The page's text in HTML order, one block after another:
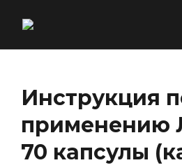
Инструкция
применению
70 капсулы